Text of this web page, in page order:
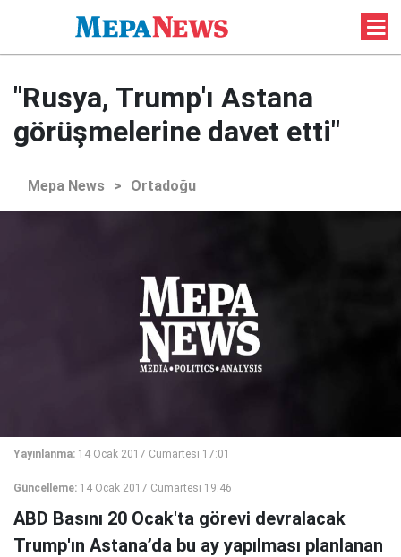
"Rusya, Trump'ı Astana
görüşmelerine davet etti"
Mepa News > Ortadoğu
Yayınlanma: 14 Ocak 2017 Cumartesi 17:01
Güncelleme: 14 Ocak 2017 Cumartesi 19:46
ABD Basını 20 Ocak'ta görevi devralacak
Trump'ın Astana’da bu ay yapılması planlanan